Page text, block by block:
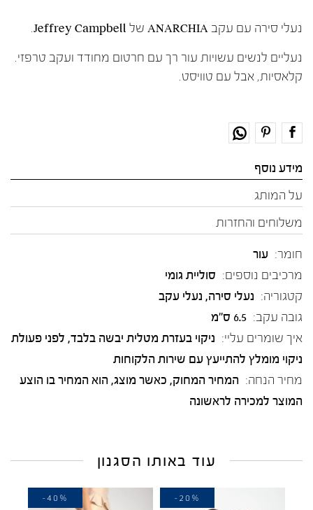
נעלי סירה עם עקב ANARCHIA של Jeffrey Campbell.
נעליים לנשים עשויות עור רך עם חרטום מחודד ועקב טרפזי.
קלאסיות, אבל עם טוויסט.
מידע נוסף
על המותג
משלוחים והחזרות
חומר: עור
מרכיבים נוספים: סוליית גומי
קטגוריה: נעלי סירה, נעלי עקב
גובה עקב: 6.5 ס"מ
איך שומרים עליי: ניקוי בעזרת מטלית יבשה בלבד, לפני פעולת
ניקוי מומלץ להתייעץ עם שירות הלקוחות
מחיר הנחה: המחיר המחוק, כאשר מוצג, הוא המחיר בו הוצע
המוצר למכירה לראשונה
עוד באותו הסגנון
-20%
-40%